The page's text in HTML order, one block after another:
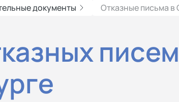
документы Отказные письма